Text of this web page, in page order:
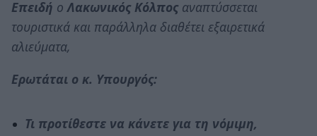
Επειδή οΛακωνικός Κόλπος αναπτύσσεται
τουριστικά και παράλληλα διαθέτει εξαιρετικά
αλιεύματα,
Ερωτάται ο κ. Υπουργός:
Τι προτίθεστε να κάνετε για τη νόμιμη,